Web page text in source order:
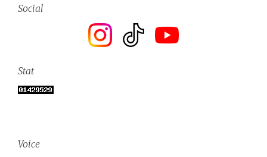
Social
Stat
Voice